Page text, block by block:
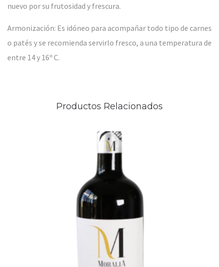
nuevo por su frutosidad y frescura.
Armonización: Es idóneo para acompañar todo tipo de carnes
o patés y se recomienda servirlo fresco, a una temperatura de
entre 14 y 16º C.
Productos Relacionados